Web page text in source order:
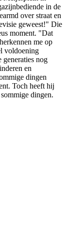
in de
over straat en
geweest!" Die
moment. "Dat
me op
voldoening
nog
en
dingen
Toch heeft hij
dingen.